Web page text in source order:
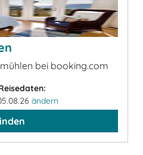
bei booking.com
ändern